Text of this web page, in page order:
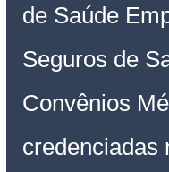
de Saúde
Seguros de
Convênios
credenciadas